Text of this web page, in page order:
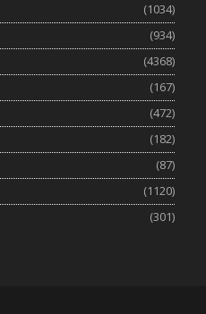
(1034)
(934)
(4368)
(167)
(472)
(182)
(87)
(1120)
(301)